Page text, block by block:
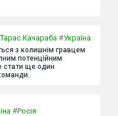
Тарас Качараба #Україна
з колишнім гравцем
потенційним
стати ще один
#Росія